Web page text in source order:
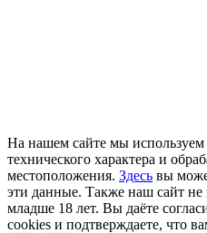
На нашем сайте мы
технического характера и
местоположения. Здесь вы
эти данные. Также наш сайт не
младше 18 лет. Вы даёте
cookies и подтверждаете, что